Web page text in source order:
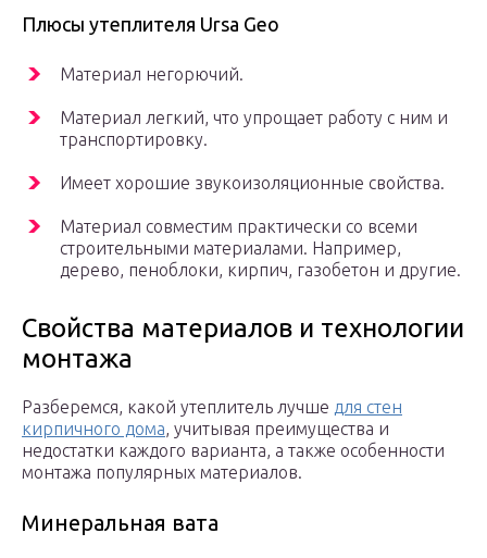
Плюсы утеплителя Ursa Geo
Материал негорючий.
Материал легкий, что упрощает работу с ним и
транспортировку.
Имеет хорошие звукоизоляционные свойства.
Материал совместим практически со всеми
строительными материалами. Например,
дерево, пеноблоки, кирпич, газобетон и другие.
Свойства материалов и технологии
монтажа
Разберемся, какой утеплитель лучше для стен
кирпичного дома, учитывая преимущества и
недостатки каждого варианта, а также особенности
монтажа популярных материалов.
Минеральная вата